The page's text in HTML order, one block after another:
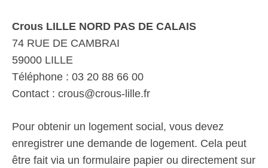
Crous LILLE NORD PAS DE CALAIS
74 RUE DE CAMBRAI
59000 LILLE
Téléphone : 03 20 88 66 00
Contact : crous@crous-lille.fr
Pour obtenir un logement social, vous devez
enregistrer une demande de logement. Cela peut
être fait via un formulaire papier ou directement sur